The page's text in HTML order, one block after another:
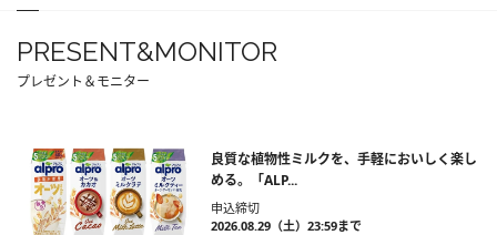
PRESENT&MONITOR
プレゼント＆モニター
良質な植物性ミルクを、手軽においしく楽し
める。「ALP...
申込締切
2026.08.29（土）23:59まで